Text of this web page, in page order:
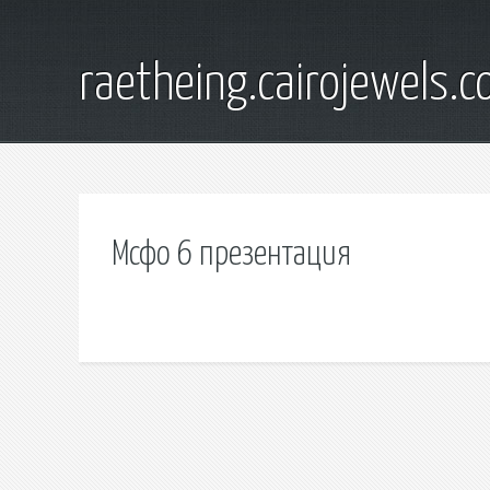
Мсфо 6 презентация